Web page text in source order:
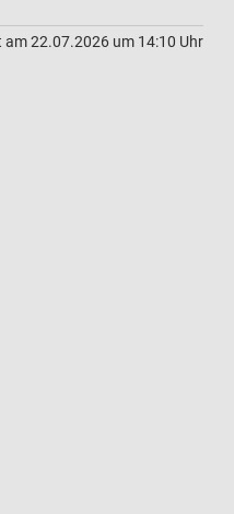
22.07.2026 um 14:10 Uhr